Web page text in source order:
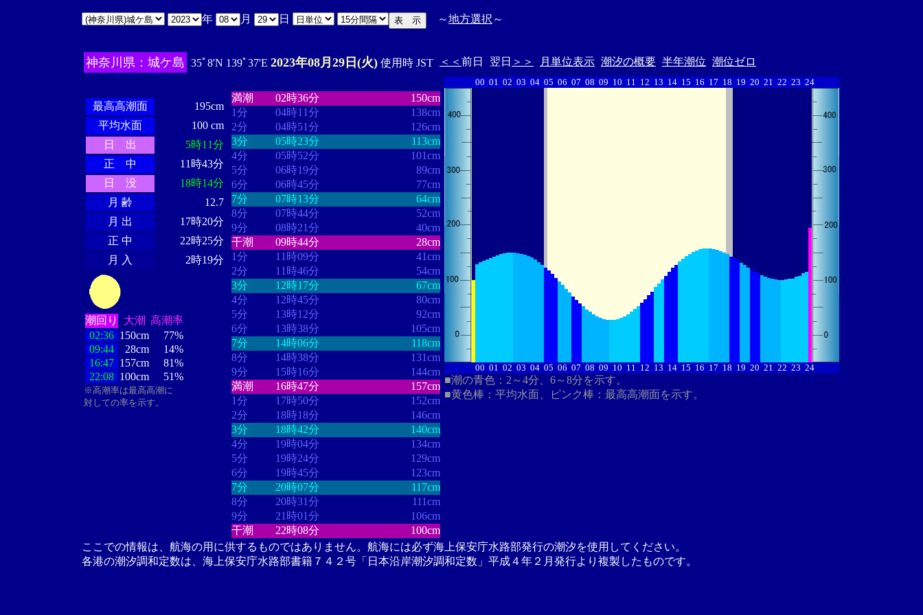
年 月 日 ～地方選択 ～
神奈川県：城ケ島 35ﾟ8'N 139ﾟ37'E 2023年08月29日(火) 使用時 JST ＜＜ 前日 翌日 ＞＞ 月単位表示 潮汐の概要 半年潮位 潮位ゼロ
最高高潮面
195cm
平均水面
100 cm
日 出
5時11分
正 中
11時43分
日 没
18時14分
月 齢
12.7
月 出
17時20分
正 中
22時25分
月 入
2時19分
潮回り 大潮 高潮率
02:36 150cm
77%
09:44
28cm
14%
16:47 157cm
81%
22:08 100cm 51%
※高潮率は最高高潮に
対しての率を示す。
満潮
02時36分
150cm
1分
04時11分
138cm
2分
04時51分
126cm
3分
05時23分
113cm
4分
05時52分
101cm
5分
06時19分
89cm
6分
06時45分
77cm
7分
07時13分
64cm
8分
07時44分
52cm
9分
08時21分
40cm
干潮
09時44分
28cm
1分
11時09分
41cm
2分
11時46分
54cm
3分
12時17分
67cm
4分
12時45分
80cm
5分
13時12分
92cm
6分
13時38分
105cm
7分
14時06分
118cm
8分
14時38分
131cm
9分
15時16分
144cm
満潮
16時47分
157cm
1分
17時50分
152cm
2分
18時18分
146cm
3分
18時42分
140cm
4分
19時04分
134cm
5分
19時24分
129cm
6分
19時45分
123cm
7分
20時07分
117cm
8分
20時31分
111cm
9分
21時01分
106cm
干潮
22時08分 100cm
00 01 02 03 04 05 06 07 08 09 10 11 12 13 14 15 16 17 18 19 20 21 22 23 24
00 01 02 03 04 05 06 07 08 09 10 11 12 13 14 15 16 17 18 19 20 21 22 23 24
■潮の青色：2～4分、6～8分を示す。
■黄色棒：平均水面、ピンク棒：最高高潮面を示す。
ここでの情報は、航海の用に供するものではありません。航海には必ず海上保安庁水路部発行の潮汐を使用してください。
各港の潮汐調和定数は、海上保安庁水路部書籍７４２号「日本沿岸潮汐調和定数」平成４年２月発行より複製したものです。